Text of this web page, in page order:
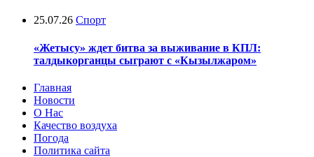
25.07.26 Спорт
«Жетысу» ждет битва за выживание в КПЛ:
талдыкорганцы сыграют с «Кызылжаром»
Главная
Новости
О Нас
Качество воздуха
Погода
Политика сайта